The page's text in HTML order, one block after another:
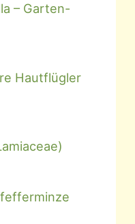
– Garten-
Hautflügler